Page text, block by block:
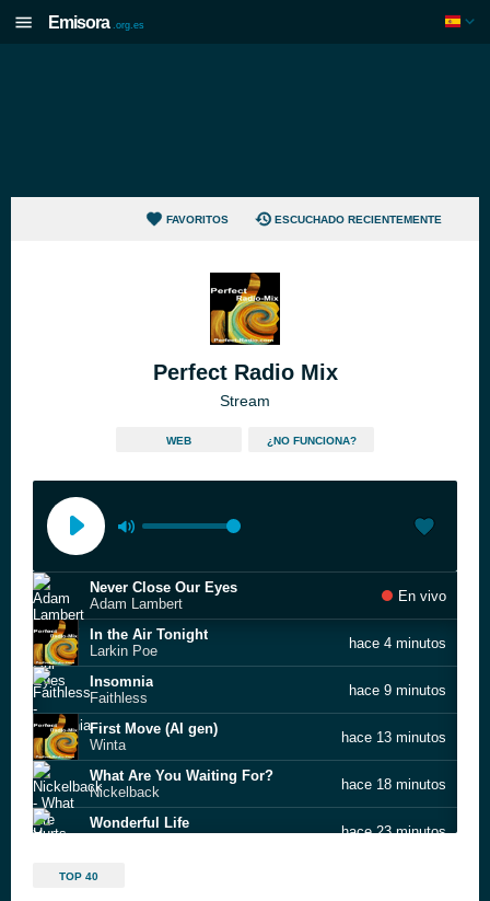
Emisora .org.es
FAVORITOS ESCUCHADO RECIENTEMENTE
Perfect Radio Mix
Stream
WEB ¿NO FUNCIONA?
Never Close Our Eyes
Adam Lambert
En vivo
In the Air Tonight
Larkin Poe
hace 4 minutos
Insomnia
Faithless
hace 9 minutos
First Move (AI gen)
Winta
hace 13 minutos
What Are You Waiting For?
Nickelback
hace 18 minutos
Wonderful Life
hace 23 minutos
Breathe Easy
TOP 40